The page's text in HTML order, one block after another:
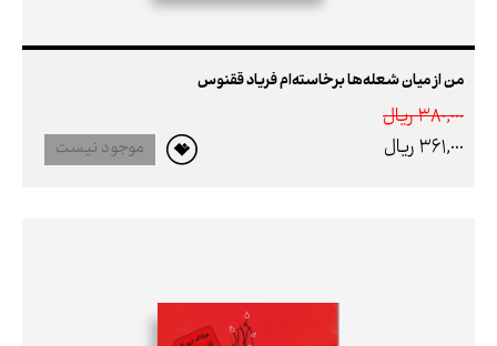
من از میان شعله‌ها برخاسته‌ام فریاد ققنوس
380,000 ريال
361,000 ريال
موجود نیست